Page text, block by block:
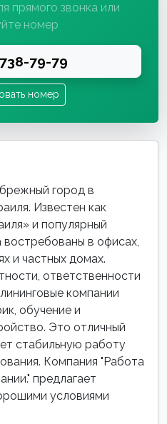
прямого звонка или
номер
79-79
номер
город в
Известен как
и популярный
востребованы в офисах,
и частных домах.
ответственности
компании
обучение и
Это отличный
стабильную работу
Компания "Работа
предлагает
условиями